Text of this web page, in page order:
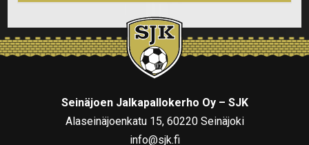
Seinäjoen Jalkapallokerho Oy – SJK
Alaseinäjoenkatu 15, 60220 Seinäjoki
info@sjk.fi